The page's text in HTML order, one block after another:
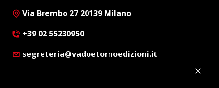
Via Brembo 27 20139 Milano
+39 02 55230950
segreteria@vadoetornoedizioni.it